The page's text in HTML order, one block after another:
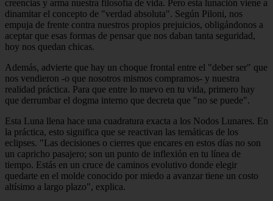
creencias y arma nuestra filosofía de vida. Pero esta lunación viene a
dinamitar el concepto de "verdad absoluta". Según Piloni, nos
empuja de frente contra nuestros propios prejuicios, obligándonos a
aceptar que esas formas de pensar que nos daban tanta seguridad,
hoy nos quedan chicas.
Además, advierte que hay un choque frontal entre el "deber ser" que
nos vendieron -o que nosotros mismos compramos- y nuestra
realidad práctica. Para que entre lo nuevo en tu vida, primero hay
que derrumbar el dogma interno que decreta que "no se puede".
Esta Luna llena hace una cuadratura exacta a los Nodos Lunares. En
la práctica, esto significa que se reactivan las temáticas de los
eclipses. "Las decisiones o cierres que encares en estos días no son
un capricho pasajero; son un punto de inflexión en tu línea de
tiempo. Estás en un cruce de caminos evolutivo donde elegir
quedarte en el molde conocido por miedo a avanzar tiene un costo
altísimo a largo plazo", explica.